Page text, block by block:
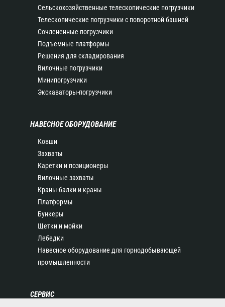
Сельскохозяйственные телескопические погрузчики
Телескопические погрузчики с поворотной башней
Сочлененные погрузчики
Подъемные платформы
Решения для складирования
Вилочные погрузчики
Минипогрузчики
Экскаваторы-погрузчики
НАВЕСНОЕ ОБОРУДОВАНИЕ
Ковши
Захваты
Каретки и позиционеры
Вилочные захваты
Краны-балки и краны
Платформы
Бункеры
Щетки и мойки
Лебедки
Навесное оборудование для горнодобывающей
промышленности
СЕРВИС